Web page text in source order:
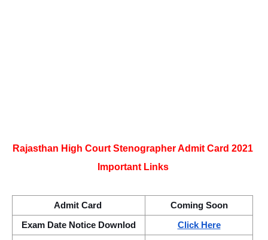
Rajasthan High Court Stenographer Admit Card 2021
Important Links
Admit Card Coming Soon
Exam Date Notice Downlod Click Here